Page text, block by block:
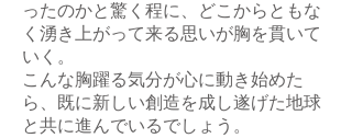
ったのかと驚く程に、どこからともな
く湧き上がって来る思いが胸を貫いて
いく。
こんな胸躍る気分が心に動き始めた
ら、既に新しい創造を成し遂げた地球
と共に進んでいるでしょう。